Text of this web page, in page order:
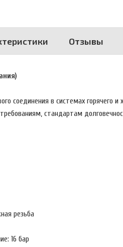
Отзывы
соединения в системах горячего
стандартам
резьба
16 бар